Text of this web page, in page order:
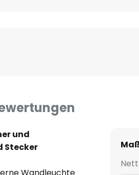
und
Stecker